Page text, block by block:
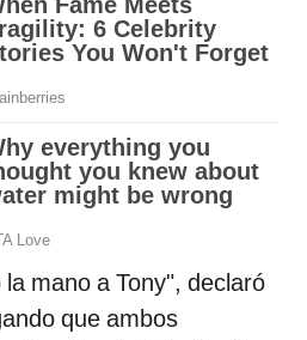
mano a Tony", declaró
que ambos